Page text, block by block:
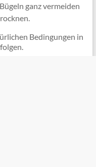
ganz vermeiden
Bedingungen in